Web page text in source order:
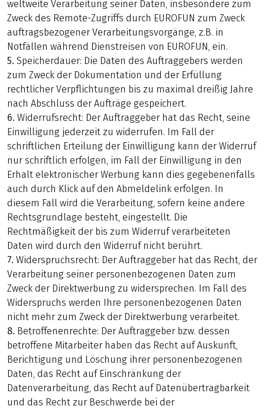
weltweite Verarbeitung seiner Daten, insbesondere zum
Zweck des Remote-Zugriffs durch EUROFUN zum Zweck
auftragsbezogener Verarbeitungsvorgänge, z.B. in
Notfällen während Dienstreisen von EUROFUN, ein.
5. Speicherdauer: Die Daten des Auftraggebers werden
zum Zweck der Dokumentation und der Erfüllung
rechtlicher Verpflichtungen bis zu maximal dreißig Jahre
nach Abschluss der Aufträge gespeichert.
6. Widerrufsrecht: Der Auftraggeber hat das Recht, seine
Einwilligung jederzeit zu widerrufen. Im Fall der
schriftlichen Erteilung der Einwilligung kann der Widerruf
nur schriftlich erfolgen, im Fall der Einwilligung in den
Erhalt elektronischer Werbung kann dies gegebenenfalls
auch durch Klick auf den Abmeldelink erfolgen. In
diesem Fall wird die Verarbeitung, sofern keine andere
Rechtsgrundlage besteht, eingestellt. Die
Rechtmäßigkeit der bis zum Widerruf verarbeiteten
Daten wird durch den Widerruf nicht berührt.
7. Widerspruchsrecht: Der Auftraggeber hat das Recht, der
Verarbeitung seiner personenbezogenen Daten zum
Zweck der Direktwerbung zu widersprechen. Im Fall des
Widerspruchs werden Ihre personenbezogenen Daten
nicht mehr zum Zweck der Direktwerbung verarbeitet.
8. Betroffenenrechte: Der Auftraggeber bzw. dessen
betroffene Mitarbeiter haben das Recht auf Auskunft,
Berichtigung und Löschung ihrer personenbezogenen
Daten, das Recht auf Einschränkung der
Datenverarbeitung, das Recht auf Datenübertragbarkeit
und das Recht zur Beschwerde bei der